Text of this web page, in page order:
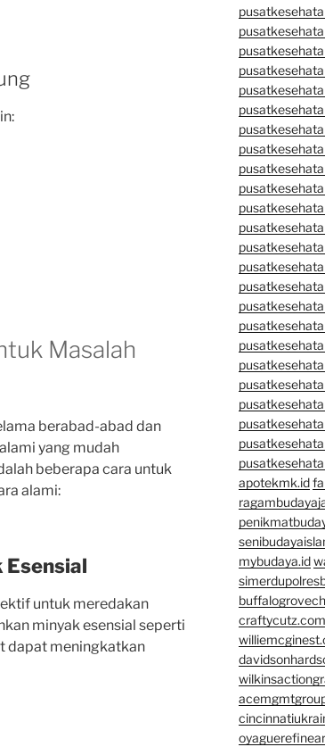
Masalah
berabad-abad dan
yang mudah
beberapa cara untuk
alami:
Esensial
untuk meredakan
minyak esensial seperti
dapat meningkatkan
apotekmk.id
mybudaya.id
craftycutz.com